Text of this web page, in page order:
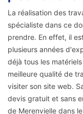
La réalisation des
spécialiste dans ce
prendre. En effet, il
plusieurs années
déjà tous les
meilleure qualité de
visiter son site web.
devis gratuit et sans
de Merenvielle dans